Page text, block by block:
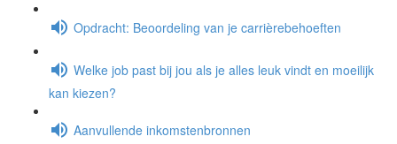
Opdracht: Beoordeling van je carrièrebehoeften
Welke job past bij jou als je alles leuk vindt en moeilijk
kan kiezen?
Aanvullende inkomstenbronnen